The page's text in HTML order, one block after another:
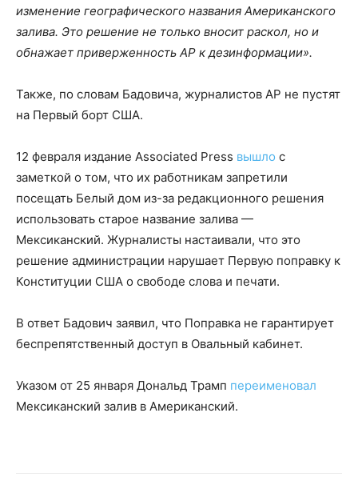
изменение географического названия Американского
залива. Это решение не только вносит раскол, но и
обнажает приверженность AP к дезинформации».
Также, по словам Бадовича, журналистов AP не пустят
на Первый борт США.
12 февраля издание Associated Press вышло с
заметкой о том, что их работникам запретили
посещать Белый дом из-за редакционного решения
использовать старое название залива —
Мексиканский. Журналисты настаивали, что это
решение администрации нарушает Первую поправку к
Конституции США о свободе слова и печати.
В ответ Бадович заявил, что Поправка не гарантирует
беспрепятственный доступ в Овальный кабинет.
Указом от 25 января Дональд Трамп переименовал
Мексиканский залив в Американский.